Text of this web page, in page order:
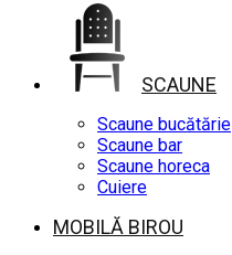
SCAUNE
Scaune bucătărie
Scaune bar
Scaune horeca
Cuiere
MOBILĂ BIROU